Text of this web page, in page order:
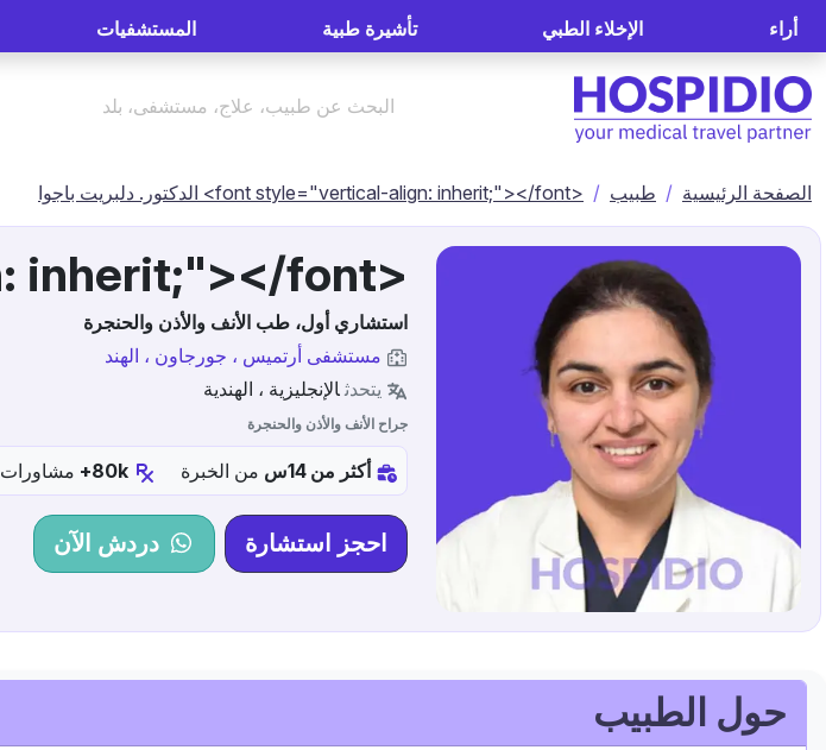
أراء الإخلاء الطبي تأشيرة طبية المستشفيات
الصفحة الرئيسية طبيب <font style="vertical-align: inherit;"></font> الدكتور. دلبريت باجوا
استشاري أول، طب الأنف والأذن والحنجرة
مستشفى أرتميس ، جورجاون ، الهند
يتحدث الإنجليزية ، الهندية
جراح الأنف والأذن والحنجرة
أكثر من 14س من الخبرة 80k+ مشاورات
احجز استشارة دردش الآن
حول الطبيب